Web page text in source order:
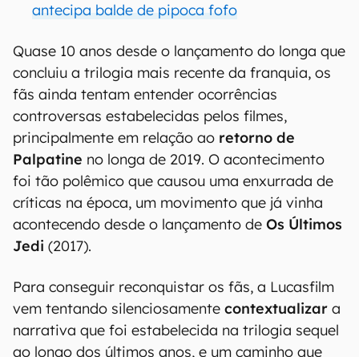
antecipa balde de pipoca fofo
Quase 10 anos desde o lançamento do longa que
concluiu a trilogia mais recente da franquia, os
fãs ainda tentam entender ocorrências
controversas estabelecidas pelos filmes,
principalmente em relação ao retorno de
Palpatine no longa de 2019. O acontecimento
foi tão polêmico que causou uma enxurrada de
críticas na época, um movimento que já vinha
acontecendo desde o lançamento de Os Últimos
Jedi (2017).
Para conseguir reconquistar os fãs, a Lucasfilm
vem tentando silenciosamente contextualizar a
narrativa que foi estabelecida na trilogia sequel
ao longo dos últimos anos, e um caminho que